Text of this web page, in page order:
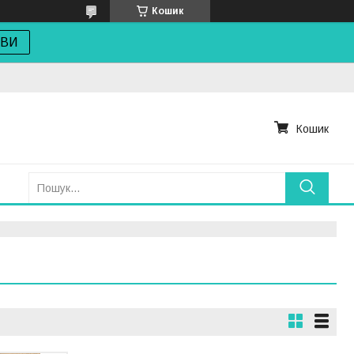
Кошик
Кошик